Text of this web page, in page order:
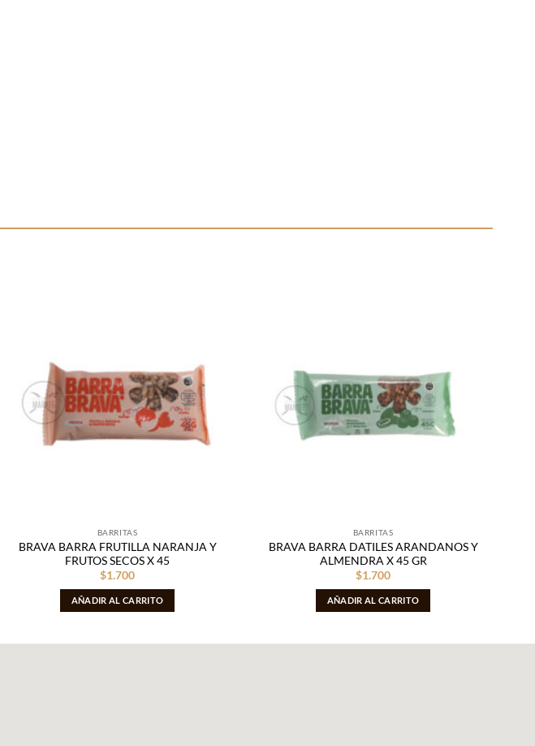
deseos
BARRITAS
BRAVA BARRA FRUTILLA NARANJA Y
FRUTOS SECOS X 45
$1.700
AÑADIR AL CARRITO
BARRITAS
BRAVA BARRA DATILES ARANDANOS Y
ALMENDRA X 45 GR
$1.700
AÑADIR AL CARRITO